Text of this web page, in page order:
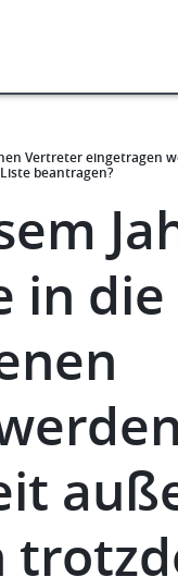
Vertreter eingetragen
beantragen?
in die